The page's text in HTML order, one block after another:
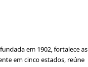
em 1902, fortalece as
em cinco estados, reúne